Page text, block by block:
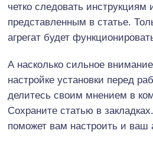
четко следовать
представленным в статье.
агрегат будет
А насколько сильное
настройке установки перед
делитесь своим мнением в
Сохраните статью в
поможет вам настроить и ваш